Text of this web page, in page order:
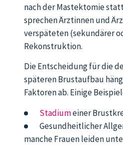
nach der Mastektomie
sprechen Ärztinnen und
verspäteten (sekundärer
Rekonstruktion.
Die Entscheidung für die
späteren Brustaufbau
Faktoren ab. Einige
Stadiumeiner
Gesundheitlicher
manche Frauen leiden